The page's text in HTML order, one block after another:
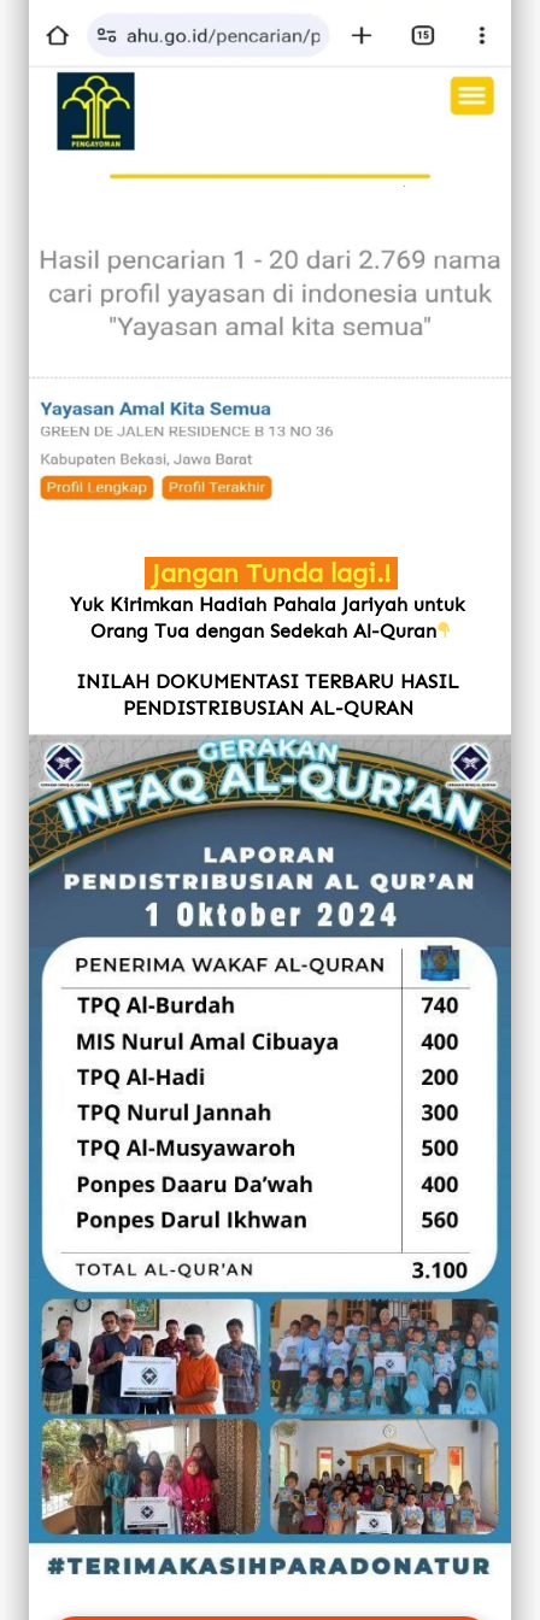
Jangan Tunda lagi.!
Yuk Kirimkan Hadiah Pahala Jariyah untuk
Orang Tua dengan Sedekah Al-Quran
INILAH DOKUMENTASI TERBARU HASIL
PENDISTRIBUSIAN AL-QURAN